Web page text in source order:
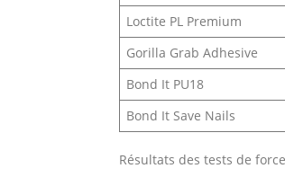
Loctite PL Premium
Gorilla Grab Adhesive
Bond It PU18
Bond It Save Nails
Résultats des tests de